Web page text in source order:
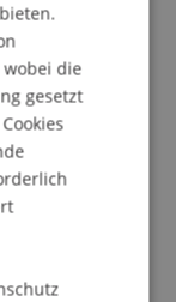
sie
Joachim
Opéra
"Fremd" an
"IQ"
in
und
Basel
wobei die
gesetzt